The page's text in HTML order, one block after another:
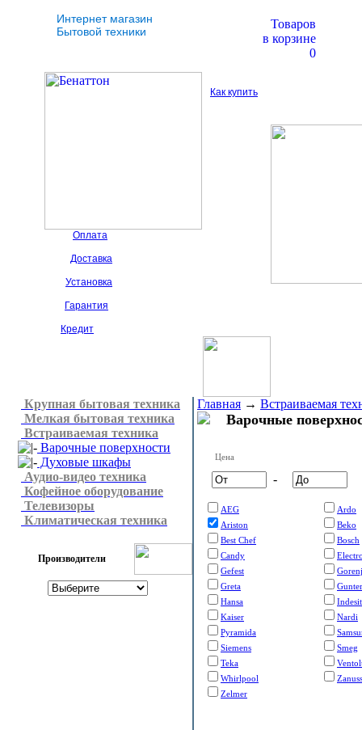
Интернет магазин
Бытовой техники
Товаров
в корзине
0
Как купить
Оплата
Доставка
Установка
Гарантия
Кредит
Крупная бытовая техника
Мелкая бытовая техника
Встраиваемая техника
Варочные поверхности
Духовые шкафы
Аудио-видео техника
Кофейное оборудование
Телевизоры
Климатическая техника
Производители
Главная → Встраиваемая
Варочные
Цена
-
AEG
Ardo
Ariston
Beko
Best Chef
Bosch
Candy
Gefest
Greta
Hansa
Indesit
Kaiser
Nardi
Pyramida
Siemens
Smeg
Teka
Whirlpool
Zelmer